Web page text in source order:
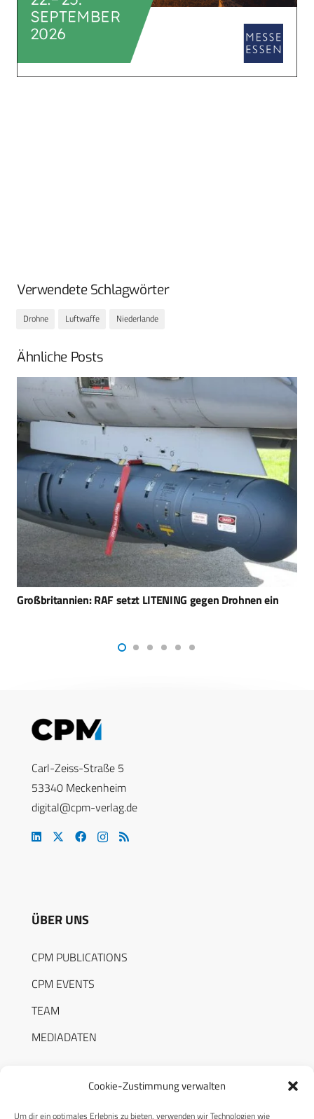
Cookie-Zustimmung verwalten
Um dir ein optimales Erlebnis zu bieten, verwenden wir Technologien wie
Verwendete Schlagwörter
Drohne Luftwaffe Niederlande
Ähnliche Posts
Shahed-136 MS – Irans Drohne lernt sehen und zielen
Carl-Zeiss-Straße 5
53340 Meckenheim
digital@cpm-verlag.de
ÜBER UNS
CPM PUBLICATIONS
CPM EVENTS
TEAM
MEDIADATEN